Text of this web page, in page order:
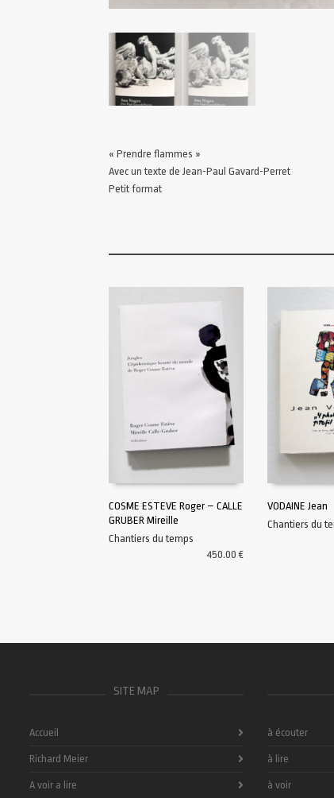
« Prendre flammes »
Avec un texte de Jean-Paul Gavard-Perret
Petit format
COSME ESTEVE Roger – CALLE
GRUBER Mireille
Chantiers du temps
450.00€
AJOUTER AU
VODAINE Jean
Chantiers du
SITE MAP
Accueil
Richard Meier
A voir a lire
à écouter
à lire
à voir